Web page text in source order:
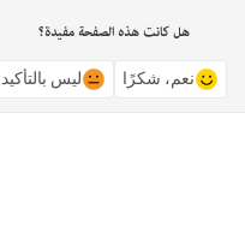
هل كانت هذه الصفحة مفيدة؟
نعم، شكرًا ليس بالتأكيد